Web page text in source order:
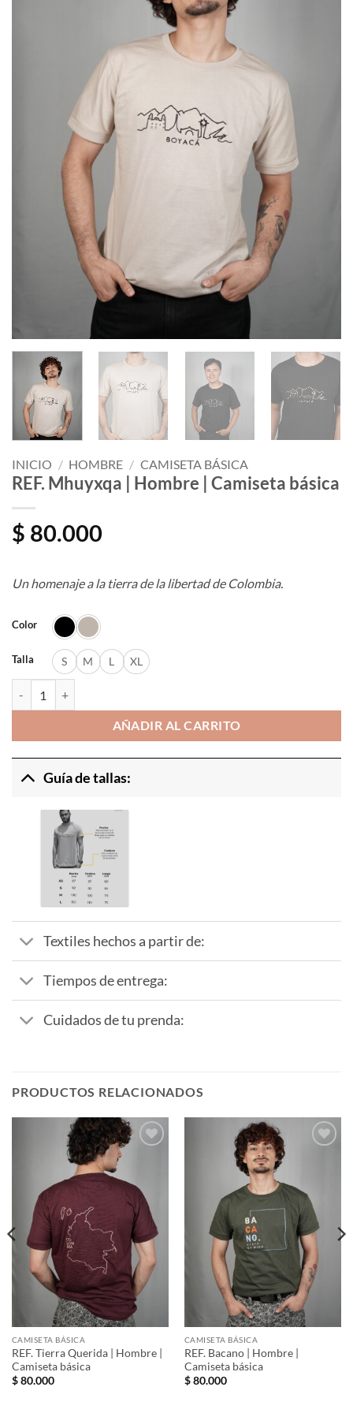
INICIO / HOMBRE / CAMISETA BÁSICA
REF. Mhuyxqa | Hombre | Camiseta básica
$ 80.000
Un homenaje a la tierra de la libertad de Colombia.
Color
Talla S M L
XL
AÑADIR AL CARRITO
Guía de tallas:
Textiles hechos a partir de:
Tiempos de entrega:
Cuidados de tu prenda:
PRODUCTOS RELACIONADOS
deseos
CAMISETA BÁSICA
REF. Tierra Querida | Hombre |
Camiseta básica
$80.000
CAMISETA BÁSICA
REF. Bacano | Hombre |
Camiseta básica
$80.000